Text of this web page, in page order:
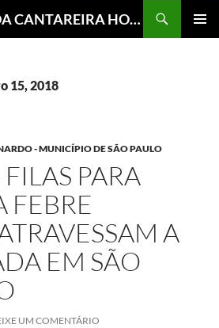
15 ANOS – SERRA DA CANTAREIRA HOJE E COTIDIANO DO BRASIL E DO MUNDO
15, 2018
- MUNICÍPIO DE SÃO PAULO
PARA
FEBRE
A
EM SÃO
UM COMENTÁRIO